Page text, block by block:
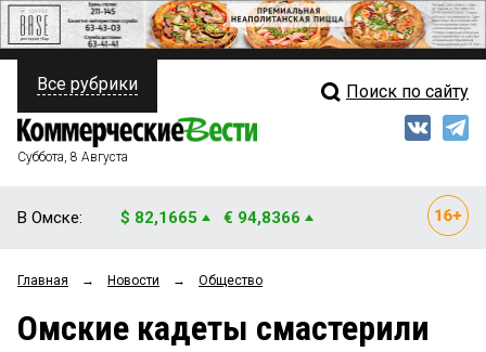
ПОЛИТИКА
ФИНАНСЫ
ОБЩЕСТВО
ЗАКОН
Свежий выпуск
Рейтинги
Все рубрики Поиск по сайту
Суббота, 8 Августа
В Омске: $ 82,1665 € 94,8366
Главная → Новости → Общество
Омские кадеты смастерили